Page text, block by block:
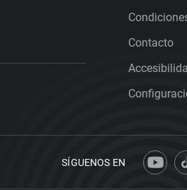
Contacto
SÍGUENOS EN